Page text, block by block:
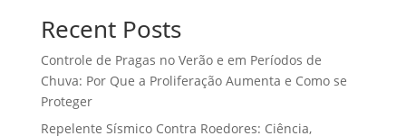
Recent Posts
Controle de Pragas no Verão e em Períodos de
Chuva: Por Que a Proliferação Aumenta e Como se
Proteger
Repelente Sísmico Contra Roedores: Ciência,